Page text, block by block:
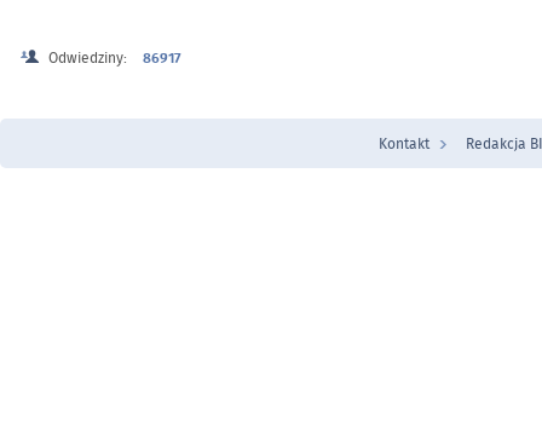
Odwiedziny: 86917
Menu Stopka
Kontakt Redakcja